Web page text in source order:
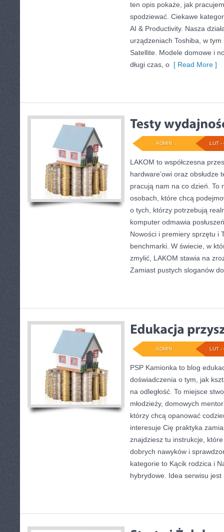
ten opis pokaże, jak
spodziewać. Ciekawe
AI & Productivity. Nasza
urządzeniach Toshiba, w
Satellite. Modele domowe i
długi czas, o [ Read More ]
LUT -
ADMIN
LAKOM to współczesna
hardware’owi oraz
pracują nam na co dzień. To
osobach, które chcą
o tych, którzy potrzebują
komputer odmawia
Nowości i premiery sprzętu i
benchmarki. W świecie, w
zmylić, LAKOM stawia na
Zamiast pustych sloganów
LUT -
ADMIN
PSP Kamionka to blog
doświadczenia o tym, jak
na odległość. To miejsce
młodzieży, domowych
którzy chcą opanować
interesuje Cię praktyka
znajdziesz tu instrukcje,
dobrych nawyków i
kategorie to Kącik rodzica i
hybrydowe. Idea serwisu jest